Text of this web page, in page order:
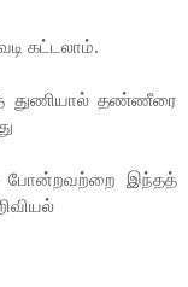
கட்டலாம்.
துணியால் தண்ணீரை
போன்றவற்றை இந்தத்